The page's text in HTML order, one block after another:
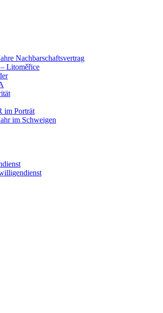
Nachbarschaftsvertrag
Litoměřice
im Porträt
im Schweigen